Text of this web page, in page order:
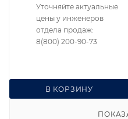
В КОРЗИНУ
Уточняйте актуальные
цены у инженеров
отдела продаж:
8(800) 200-90-73